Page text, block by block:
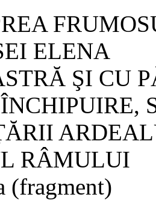
ELENA
ŞI CU
RÂMULUI
(fragment)